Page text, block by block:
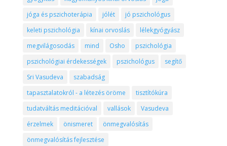
jóga és pszichoterápia
jólét
jó pszichológus
keleti pszichológia
kínai orvoslás
lélekgyógyász
megvilágosodás
mind Osho
pszichológia
pszichológiai érdekességek
pszichológus
segítő
Sri Vasudeva
szabadság
tapasztalatokról - a létezés öröme
tisztítókúra
tudatváltás meditációval
vallások
Vasudeva
érzelmek
önismeret
önmegvalósítás
önmegvalósítás fejlesztése